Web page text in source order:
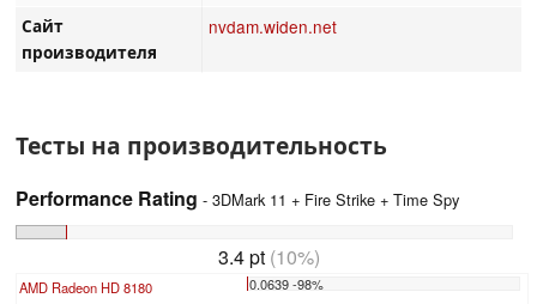
Сайт
производителя
nvdam.widen.net
Тесты на производительность
Performance Rating - 3DMark 11 + Fire Strike + Time Spy
3.4 pt(10%)
AMD Radeon HD 8180 0.0639 -98%